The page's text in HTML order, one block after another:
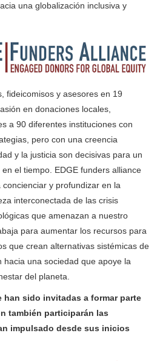
una globalización inclusiva y
fideicomisos y asesores en 19
en donaciones locales,
a 90 diferentes instituciones con
pero con una creencia
y la justicia son decisivas para un
el tiempo. EDGE funders alliance
y profundizar en la
interconectada de las crisis
que amenazan a nuestro
para aumentar los recursos para
que crean alternativas sistémicas de
una sociedad que apoye la
del planeta.
han sido invitadas a formar parte
también participarán las
impulsado desde sus inicios